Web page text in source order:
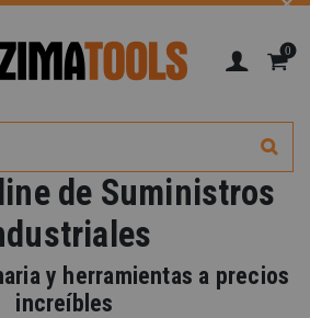
0
de Suministros
y herramientas a precios
increíbles